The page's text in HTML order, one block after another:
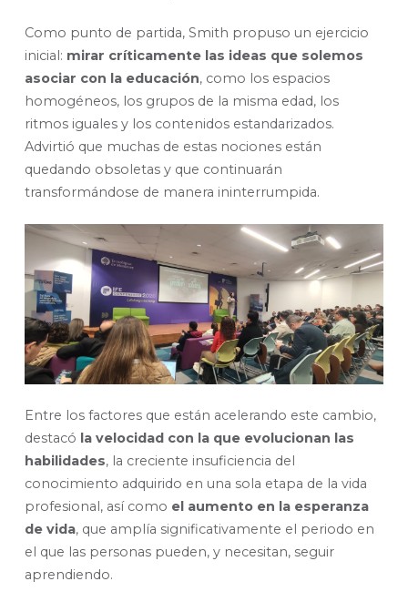
Como punto de partida, Smith propuso un ejercicio
inicial: mirar críticamente las ideas que solemos
asociar con la educación, como los espacios
homogéneos, los grupos de la misma edad, los
ritmos iguales y los contenidos estandarizados.
Advirtió que muchas de estas nociones están
quedando obsoletas y que continuarán
transformándose de manera ininterrumpida.
Entre los factores que están acelerando este cambio,
destacó la velocidad con la que evolucionan las
habilidades, la creciente insuficiencia del
conocimiento adquirido en una sola etapa de la vida
profesional, así como el aumento en la esperanza
de vida, que amplía significativamente el periodo en
el que las personas pueden, y necesitan, seguir
aprendiendo.